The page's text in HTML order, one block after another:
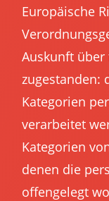
Europäische
Auskunft
zugestanden:
Kategorien
verarbeitet
Kategorien
denen die
offengelegt